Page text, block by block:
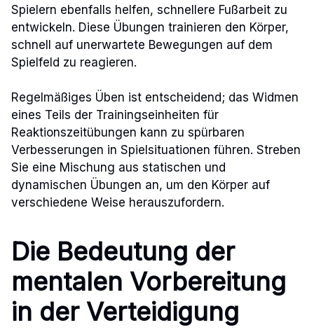
Spielern ebenfalls helfen, schnellere Fußarbeit zu
entwickeln. Diese Übungen trainieren den Körper,
schnell auf unerwartete Bewegungen auf dem
Spielfeld zu reagieren.
Regelmäßiges Üben ist entscheidend; das Widmen
eines Teils der Trainingseinheiten für
Reaktionszeitübungen kann zu spürbaren
Verbesserungen in Spielsituationen führen. Streben
Sie eine Mischung aus statischen und
dynamischen Übungen an, um den Körper auf
verschiedene Weise herauszufordern.
Die Bedeutung der
mentalen Vorbereitung
in der Verteidigung